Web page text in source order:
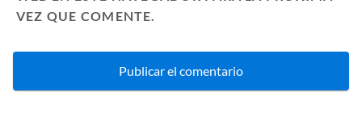
VEZ QUE COMENTE.